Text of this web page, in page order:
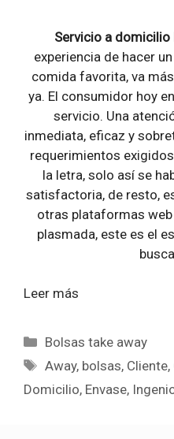
Servicio a domicilio
experiencia de hacer
comida favorita, va
ya. El consumidor hoy
servicio. Una
inmediata, eficaz y
requerimientos
la letra, solo así se
satisfactoria, de resto,
otras plataformas
plasmada, este es el
Leer más
Categorías
Bolsas take away
Etiquetas
Away, bolsas, Cliente,
Domicilio, Envase,